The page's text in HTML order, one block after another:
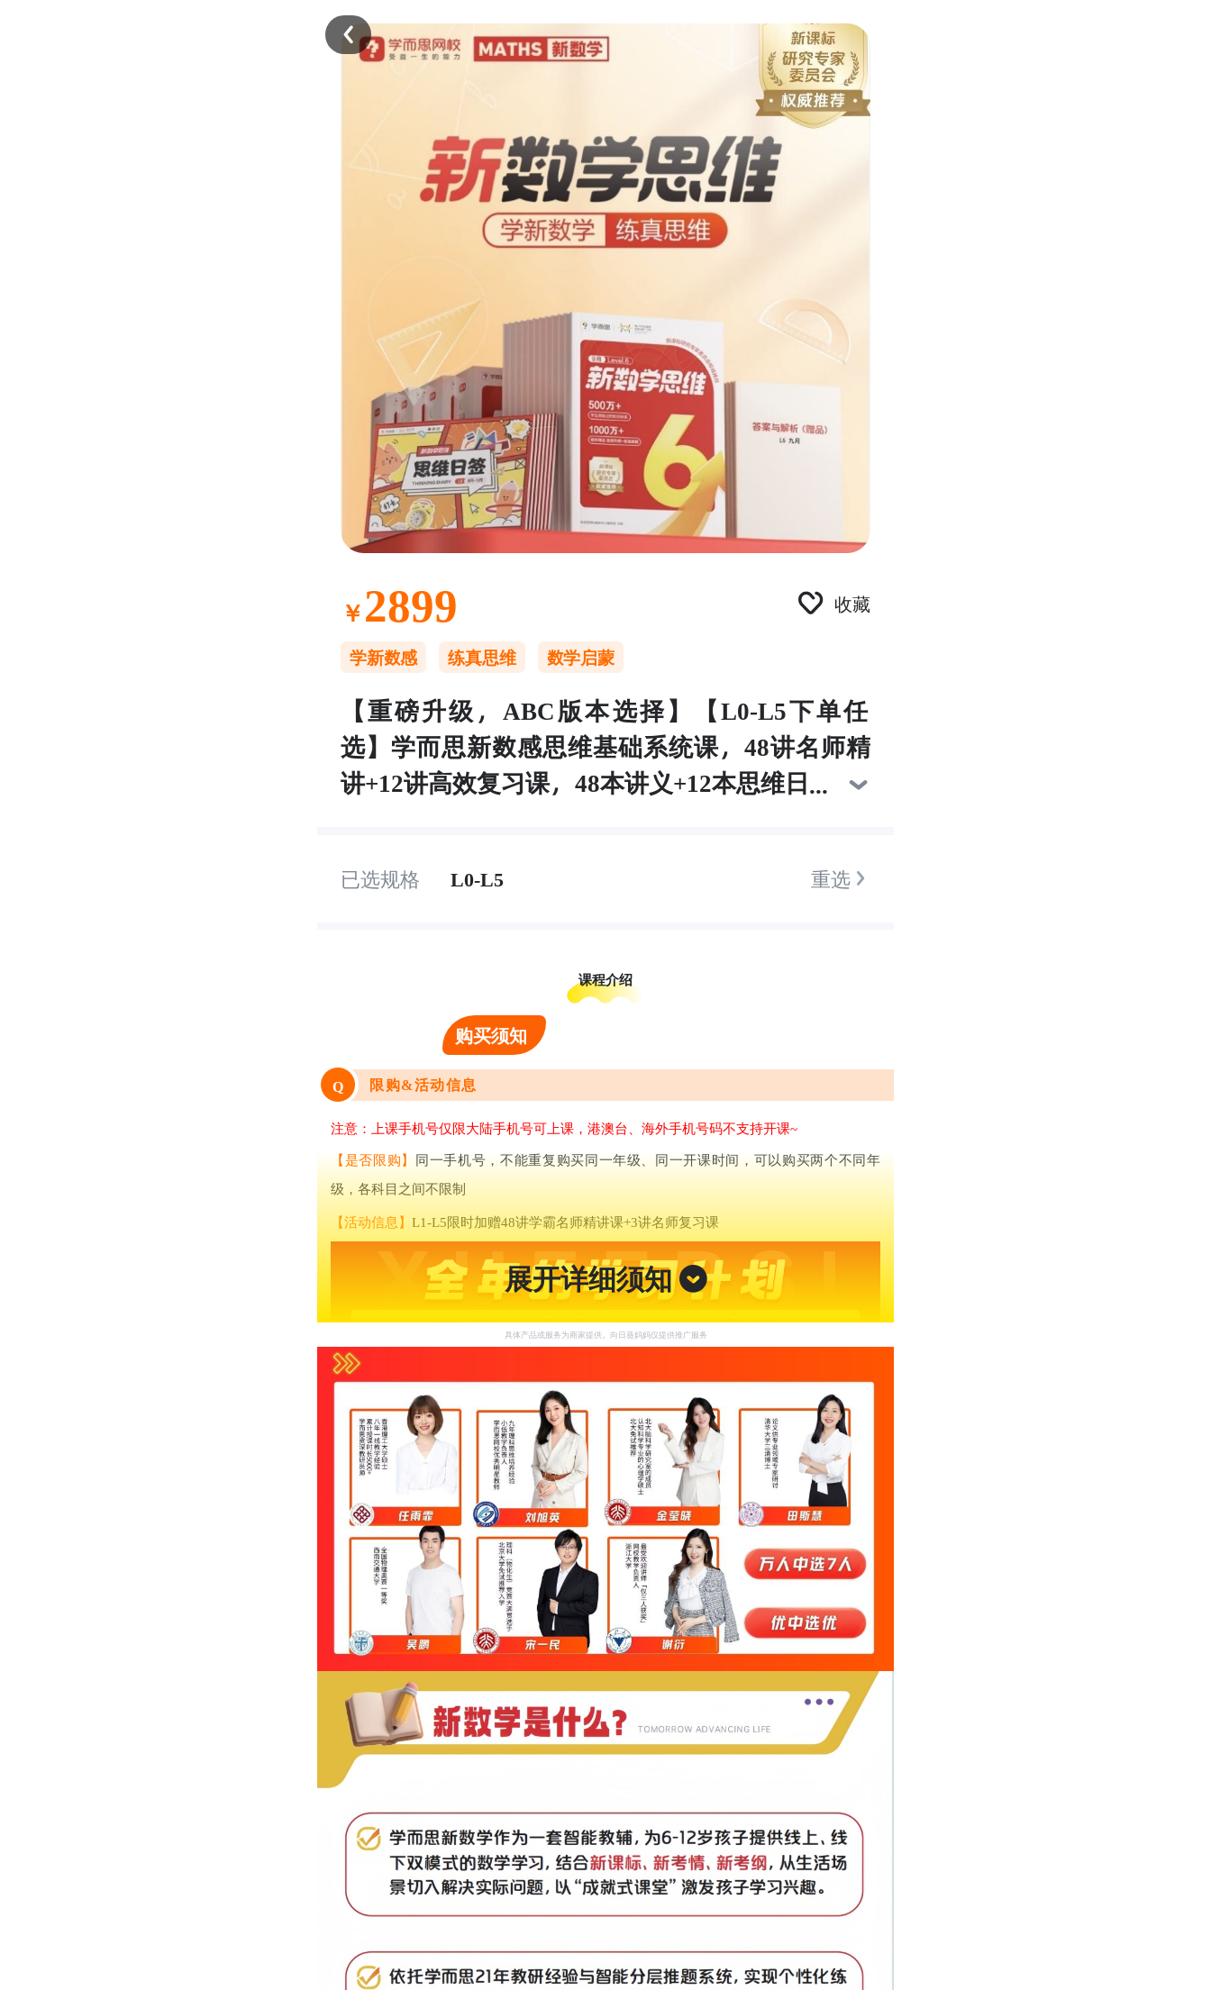
￥2899 收藏
学新数感 练真思维 数学启蒙
【重磅升级，ABC版本选择】【L0-L5下单任
选】学而思新数感思维基础系统课，48讲名师精
讲+12讲高效复习课，48本讲义+12本思维日
学
已选规格 L0-L5 重选
课程介绍
购买须知
Q 限购&活动信息
注意： 上课手机号仅限大陆手机号可上课，港澳台、海外手机号码不支持开课~
【是否限购】
同一手机号，不能重复购买同一年级、同一开课时间，可以购买两个不同年
级，各科目之间不限制
【活动信息】 L1-L5限时加赠48讲学霸名师精讲课+3讲名师复习课
课程名称】学而思新数感思维系统课【L0-L6】
【课程内容】
①实物
1月课包：48本讲义+12本思维日签+6套试卷+1个魔法动动盒
48本讲义+12本思维日签+7套试卷+1个魔法动动盒
【L1-L5】：
②课程（升年级内容）：
展开详细须知
具体产品或服务为商家提供，向日葵妈妈仅提供推广服务